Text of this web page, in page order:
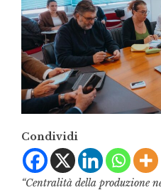
Condividi
“Centralità della produzione